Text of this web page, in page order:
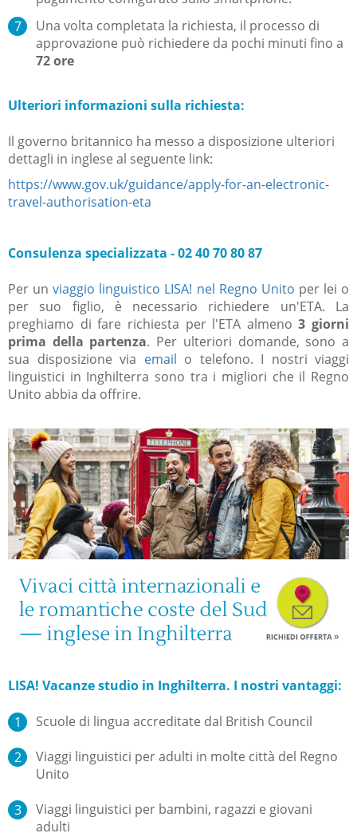
Una volta completata la richiesta, il processo di
approvazione può richiedere da pochi minuti fino a
72 ore
Ulteriori informazioni sulla richiesta:
Il governo britannico ha messo a disposizione ulteriori
dettagli in inglese al seguente link:
https://www.gov.uk/guidance/apply-for-an-electronic-
travel-authorisation-eta
Consulenza specializzata - 02 40 70 80 87
Per unviaggio linguistico LISA! nel Regno Unito per lei o
per suo figlio, è necessario richiedere un'ETA. La
preghiamo di fare richiesta per l'ETA almeno3 giorni
prima della partenza. Per ulteriori domande, sono a
sua disposizione via email o telefono. I nostri viaggi
linguistici in Inghilterra sono tra i migliori che il Regno
Unito abbia da offrire.
LISA! Vacanze studio in Inghilterra. I nostri vantaggi:
Scuole di lingua accreditate dal British Council
Viaggi linguistici per adulti in molte città del Regno
Unito
Viaggi linguistici per bambini, ragazzi e giovani
adulti